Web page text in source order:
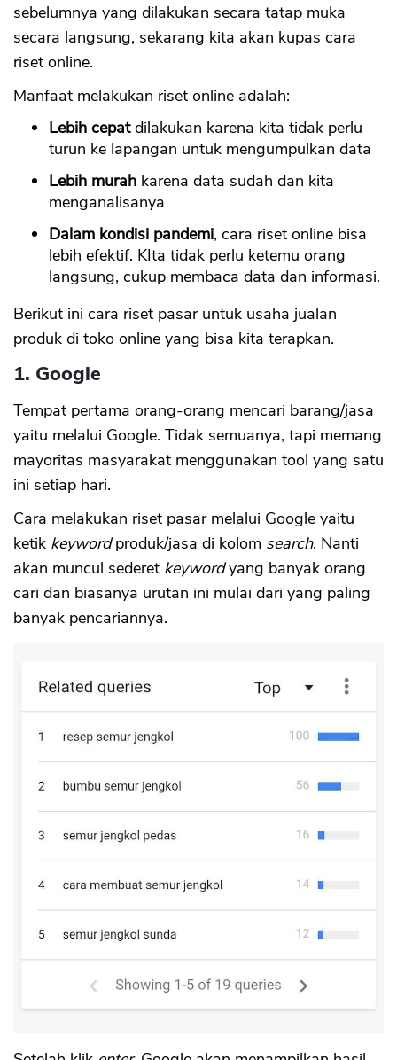
sebelumnya yang dilakukan secara tatap muka
secara langsung, sekarang kita akan kupas cara
riset online.
Manfaat melakukan riset online adalah:
Lebih cepatdilakukan karena kita tidak perlu
turun ke lapangan untuk mengumpulkan data
Lebih murah karena data sudah dan kita
menganalisanya
Dalam kondisi pandemi, cara riset online bisa
lebih efektif. KIta tidak perlu ketemu orang
langsung, cukup membaca data dan informasi.
Berikut ini cara riset pasar untuk usaha jualan
produk di toko online yang bisa kita terapkan.
1. Google
Tempat pertama orang-orang mencari barang/jasa
yaitu melalui Google. Tidak semuanya, tapi memang
mayoritas masyarakat menggunakan tool yang satu
ini setiap hari.
Cara melakukan riset pasar melalui Google yaitu
ketik keywordproduk/jasa di kolom search. Nanti
akan muncul sederet keywordyang banyak orang
cari dan biasanya urutan ini mulai dari yang paling
banyak pencariannya.